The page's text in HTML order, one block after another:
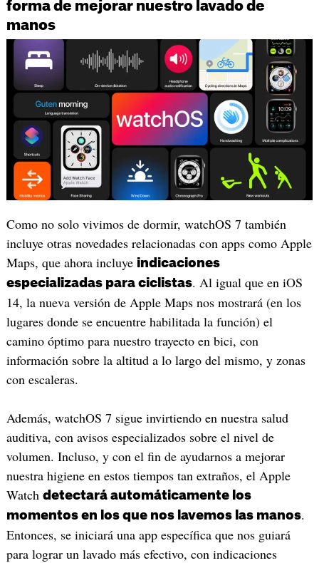
forma de mejorar nuestro lavado de
manos
Como no solo vivimos de dormir, watchOS 7 también
incluye otras novedades relacionadas con apps como Apple
Maps, que ahora incluye indicaciones
especializadas para ciclistas. Al igual que en iOS
14, la nueva versión de Apple Maps nos mostrará (en los
lugares donde se encuentre habilitada la función) el
camino óptimo para nuestro trayecto en bici, con
información sobre la altitud a lo largo del mismo, y zonas
con escaleras.
Además, watchOS 7 sigue invirtiendo en nuestra salud
auditiva, con avisos especializados sobre el nivel de
volumen. Incluso, y con el fin de ayudarnos a mejorar
nuestra higiene en estos tiempos tan extraños, el Apple
Watch detectará automáticamente los
momentos en los que nos lavemos las manos.
Entonces, se iniciará una app específica que nos guiará
para lograr un lavado más efectivo, con indicaciones